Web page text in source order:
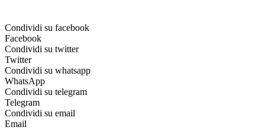
Condividi su facebook
Facebook
Condividi su twitter
Twitter
Condividi su whatsapp
WhatsApp
Condividi su telegram
Telegram
Condividi su email
Email